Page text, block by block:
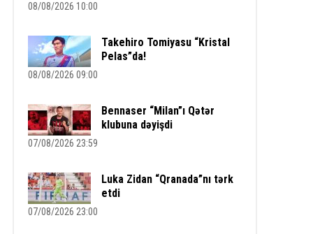
08/08/2026 10:00
Takehiro Tomiyasu “Kristal
Pelas”da!
08/08/2026 09:00
Bennaser “Milan”ı Qətər
klubuna dəyişdi
07/08/2026 23:59
Luka Zidan “Qranada”nı tərk
etdi
07/08/2026 23:00